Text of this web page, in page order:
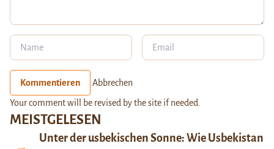
MEISTGELESEN
Unter der usbekischen Sonne: Wie Usbekistan
Kommentieren Abbrechen
Your comment will be revised by the site if needed.